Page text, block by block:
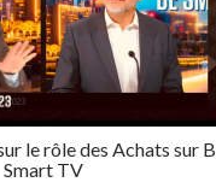
le rôle des Achats sur B
Smart TV